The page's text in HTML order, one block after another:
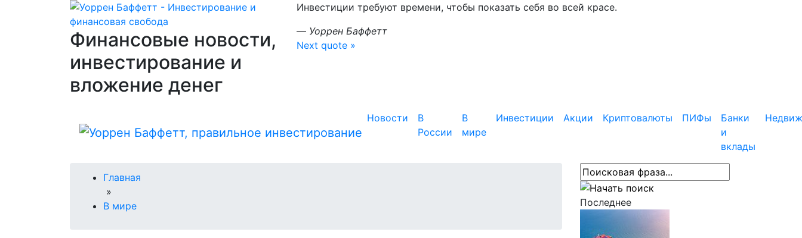
Финансовые новости,
инвестирование и
вложение денег
Инвестиции требуют времени, чтобы показать себя во всей красе.
— Уоррен Баффетт
Next quote »
Новости
В
России
В
мире
Инвестиции Акции Криптовалюты ПИФы
Банки
и
вклады
Главная
»
В мире
Последнее